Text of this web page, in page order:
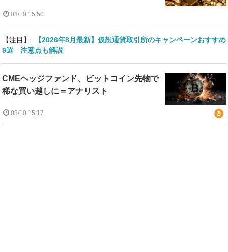
08/10 15:50
【注目】:
【2026年8月最新】仮想通貨取引所のキャンペーンおすすめ
9選 注意点も解説
CMEヘッジファンド、ビットコイン先物で
稀な買い越しに＝アナリスト
08/10 15:17